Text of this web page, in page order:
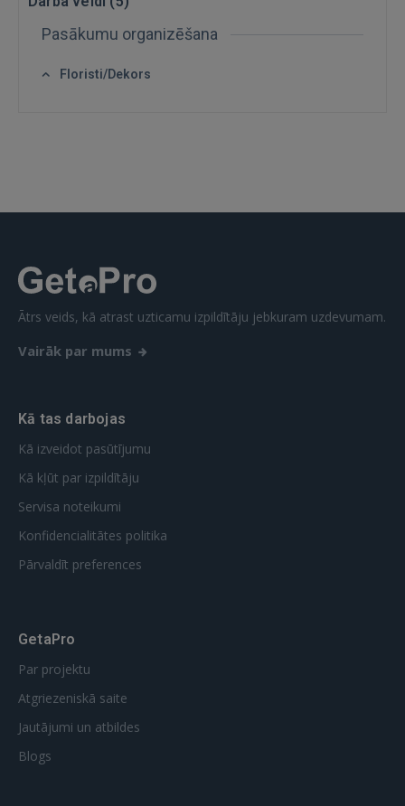
 Sign in with Apple
Pasākumu organizēšana
Floristi/Dekors
Ātrs veids, kā atrast uzticamu izpildītāju jebkuram uzdevumam.
Vairāk par mums
Kā tas darbojas
Kā izveidot pasūtījumu
Kā kļūt par izpildītāju
Servisa noteikumi
Konfidencialitātes politika
Pārvaldīt preferences
GetaPro
Par projektu
Atgriezeniskā saite
Jautājumi un atbildes
Blogs